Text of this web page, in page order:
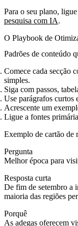
Para o seu plano,
pesquisa com IA.
O Playbook de
Padrões de conteúdo
Comece cada secção
simples.
Siga com passos,
Use parágrafos curtos
Acrescente um
Ligue a fontes
Exemplo de cartão de
Pergunta
Melhor época para
Resposta curta
De fim de setembro a
maioria das regiões
Porquê
As adegas oferecem